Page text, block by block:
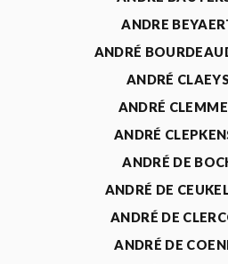
ANDRE
ANDRÉ
ANDRÉ
ANDRÉ
ANDRÉ
ANDRÉ DE
ANDRÉ DE
ANDRÉ DE
ANDRÉ DE